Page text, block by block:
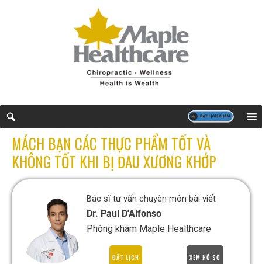
MÁCH BẠN CÁC THỰC PHẨM TỐT VÀ
KHÔNG TỐT KHI BỊ ĐAU XƯƠNG KHỚP
Bác sĩ tư vấn chuyên môn bài viết
Dr. Paul D'Alfonso
Phòng khám Maple Healthcare
ĐẶT LỊCH XEM HỒ SƠ